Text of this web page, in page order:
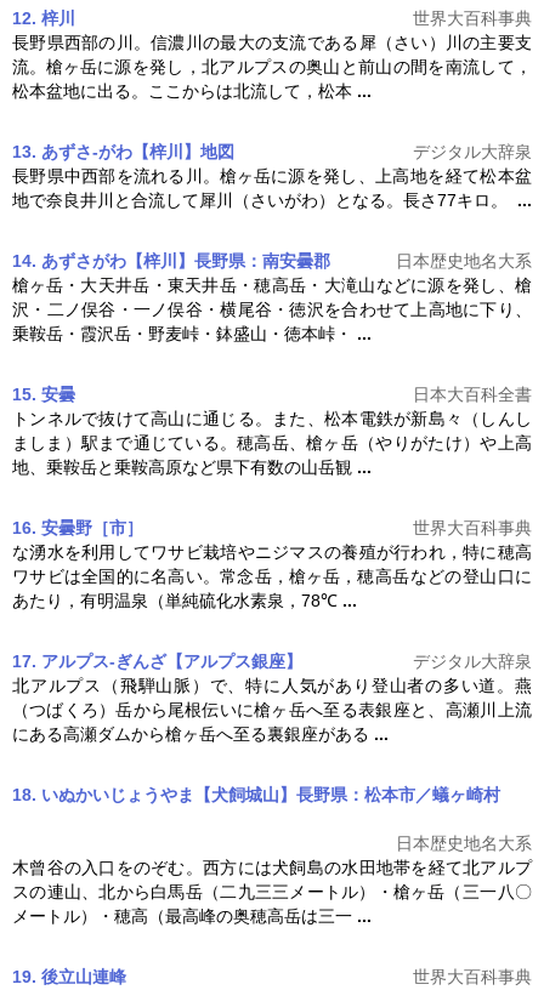
12. 梓川
世界大百科事典
長野県西部の川。信濃川の最大の支流である犀（さい）川の主要支
流。 槍ヶ岳に源を発し，北アルプスの奥山と前山の間を南流して，
松本盆地に出る。ここからは北流して，松本 ...
13. あずさ‐がわ【梓川】 地図
デジタル大辞泉
長野県中西部を流れる川。 槍ヶ岳に源を発し、上高地を経て松本盆
地で奈良井川と合流して犀川（さいがわ）となる。長さ77キロ。 ...
14. あずさがわ【梓川】長野県：南安曇郡
日本歴史地名大系
槍ヶ岳 ・大天井岳・東天井岳・穂高岳・大滝山などに源を発し、槍
沢・二ノ俣谷・一ノ俣谷・横尾谷・徳沢を合わせて上高地に下り、
乗鞍岳・霞沢岳・野麦峠・鉢盛山・徳本峠・ ...
15. 安曇
日本大百科全書
トンネルで抜けて高山に通じる。また、松本電鉄が新島々（しんし
ましま）駅まで通じている。穂高岳、 槍ヶ岳 （やりがたけ）や上高
地、乗鞍岳と乗鞍高原など県下有数の山岳観 ...
16. 安曇野［市］
世界大百科事典
な湧水を利用してワサビ栽培やニジマスの養殖が行われ，特に穂高
ワサビは全国的に名高い。常念岳， 槍ヶ岳 ，穂高岳などの登山口に
あたり，有明温泉（単純硫化水素泉，78℃ ...
17. アルプス‐ぎんざ【アルプス銀座】
デジタル大辞泉
北アルプス（飛騨山脈）で、特に人気があり登山者の多い道。燕
（つばくろ）岳から尾根伝いに槍ヶ岳へ至る表銀座と、高瀬川上流
にある高瀬ダムから槍ヶ岳へ至る裏銀座がある ...
18. いぬかいじょうやま【犬飼城山】長野県：松本市／蟻ヶ崎村
日本歴史地名大系
木曾谷の入口をのぞむ。西方には犬飼島の水田地帯を経て北アルプ
スの連山、北から白馬岳（二九三三メートル）・ 槍ヶ岳 （三一八〇
メートル）・穂高（最高峰の奥穂高岳は三一 ...
19. 後立山連峰
世界大百科事典